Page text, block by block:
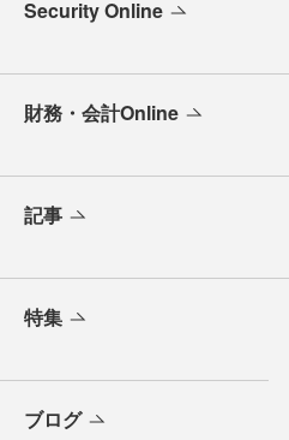
Security Online
財務・会計Online
記事
特集
ブログ